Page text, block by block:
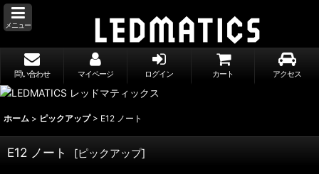
メニュー
問い合わせ マイページ ログイン カート アクセス
ホーム > ピックアップ > E12 ノート
E12 ノート [ピックアップ]